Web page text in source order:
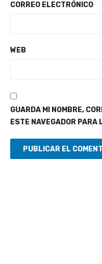
CORREO ELECTRÓNICO
WEB
GUARDA MI NOMBRE,
ESTE NAVEGADOR PARA